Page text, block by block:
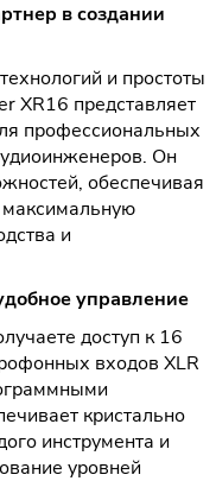
в создании
и простоты
XR16 представляет
профессиональных
Он
обеспечивая
максимальную
и
управление
доступ к 16
входов XLR
кристально
инструмента и
уровней